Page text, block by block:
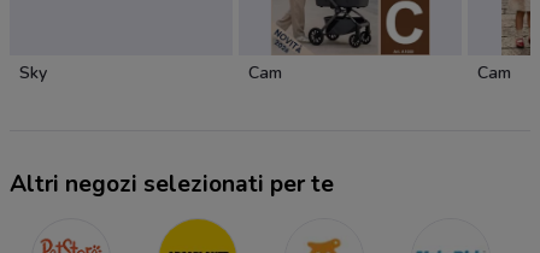
Sky Cam Cam
Altri negozi selezionati per te